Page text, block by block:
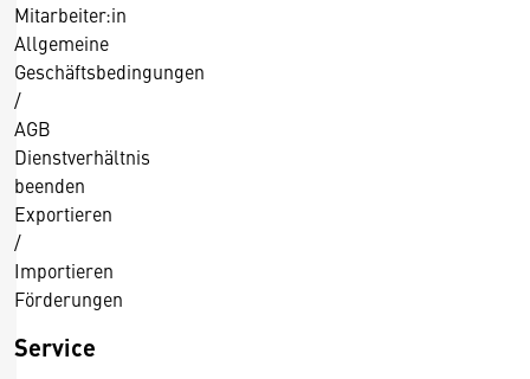
Mitarbeiter:in
Allgemeine
Geschäftsbedingungen
/
AGB
Dienstverhältnis
beenden
Exportieren
/
Importieren
Förderungen
Service